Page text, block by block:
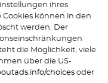
ihres
Cookies können in den
werden. Der
die Möglichkeit, viele
über die US-
choices oder